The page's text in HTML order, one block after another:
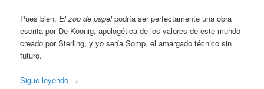
Pues bien,El zoo de papelpodría ser perfectamente una obra
escrita por De Koonig, apologética de los valores de este mundo
creado por Sterling, y yo sería Somp, el amargado técnico sin
futuro.
Sigue leyendo →